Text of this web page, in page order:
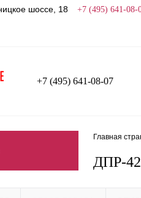
шоссе, 18 +7 (495) 641-08-
+7 (495) 641-08-07
Главная
ДПР-